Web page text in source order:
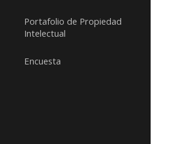
Portafolio de Propiedad
Intelectual
Encuesta